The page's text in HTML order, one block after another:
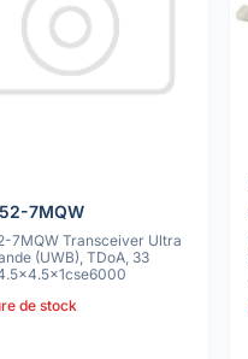
7MQW
7MQW Transceiver Ultra
(UWB), TDoA, 33
de stock